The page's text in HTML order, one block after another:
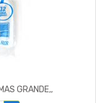
GRANDE,,